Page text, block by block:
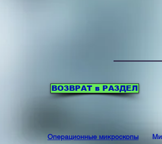
ВОЗВРАТ в РАЗДЕЛ
Операционные микроскопы